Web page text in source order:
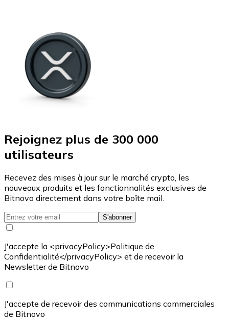
Rejoignez plus de 300 000
utilisateurs
Recevez des mises à jour sur le marché crypto, les
nouveaux produits et les fonctionnalités exclusives de
Bitnovo directement dans votre boîte mail.
S'abonner
J'accepte la <privacyPolicy>Politique de
Confidentialité</privacyPolicy> et de recevoir la
Newsletter de Bitnovo
J'accepte de recevoir des communications commerciales
de Bitnovo